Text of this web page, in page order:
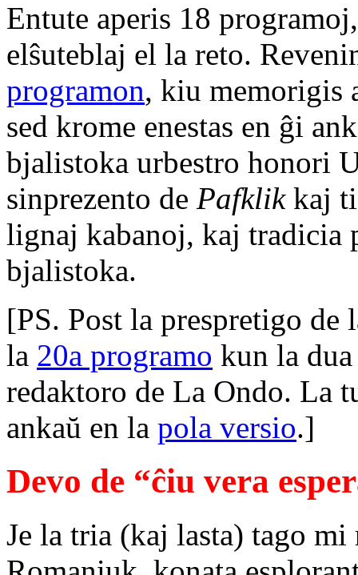
Entute aperis 18
elŝuteblaj el la reto.
programon, kiu memorigis
sed krome enestas en ĝi
bjalistoka urbestro honori
sinprezento de Pafklikkaj
lignaj kabanoj, kaj tradicia
bjalistoka.
[PS. Post la prespretigo de
la 20a programo kun la
redaktoro de La Ondo. La
ankaŭ en la pola versio.]
Devo de “ĉiu vera
Je la tria (kaj lasta) tago